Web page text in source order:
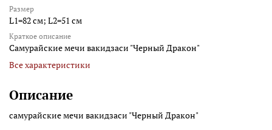
Размер
L1=82 см; L2=51 см
Краткое описание
Самурайские мечи вакидзаси "Черный Дракон"
Все характеристики
Описание
самурайские мечи вакидзаси "Черный Дракон"